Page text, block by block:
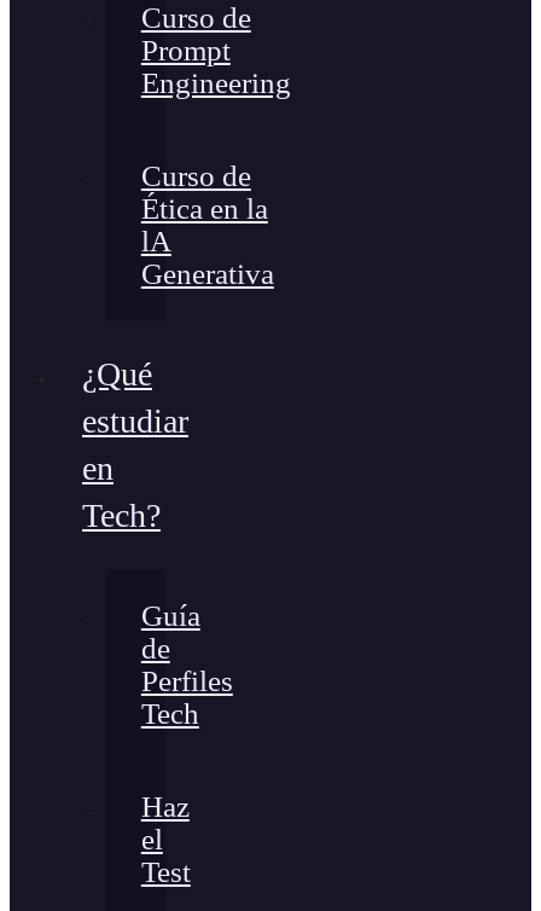
Curso de
Prompt
Engineering
Curso de
Ética en la
lA
Generativa
¿Qué
estudiar
en
Tech?
Guía
de
Perfiles
Tech
Haz
el
Test